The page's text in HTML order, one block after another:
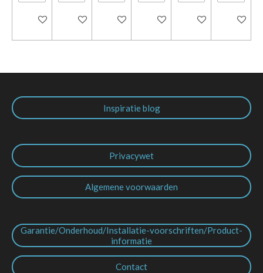
In winkelwagenIn winkelwagenIn winkelwagenIn winkelwagenIn winkelwagen
In
Inspiratie blog
Privacywet
Algemene voorwaarden
Garantie/Onderhoud/Installatie-voorschriften/Product-
informatie
Contact